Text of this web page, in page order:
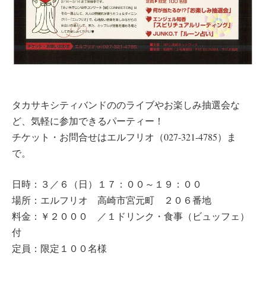
タカサキシティバンドののライブやお楽しみ抽選会な
ど、気軽に参加できるパーティー！
チケット・お問合せはエルフリオ（027-321-4785）ま
で。
日時：３／６（日）１７：００～１９：００
場所：エルフリオ 高崎市宮元町 ２０６番地
料金：￥２０００ ／１ドリンク・食事（ビュッフェ）
付
定員：限定１００名様